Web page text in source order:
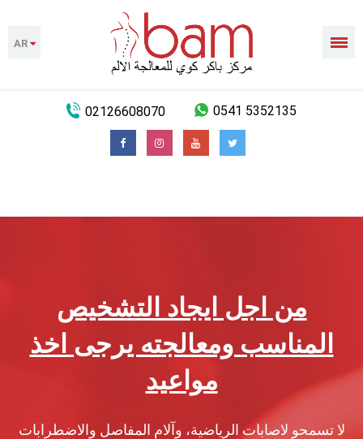
AR
02126608070 0541 5352135
من اجل ايجاد التشخيص
المناسب ومعالجته يرجى اخذ
مواعيد
لا تسمحو لاصابات الرياضية، وآلام المفاصل والاضطرابات